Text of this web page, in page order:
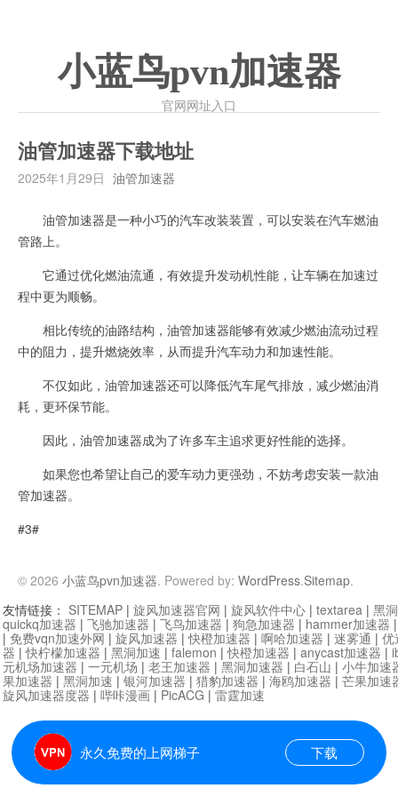
小蓝鸟pvn加速器
官网网址入口
油管加速器下载地址
2025年1月29日 油管加速器
油管加速器是一种小巧的汽车改装装置，可以安装在汽车燃油
管路上。
它通过优化燃油流通，有效提升发动机性能，让车辆在加速过
程中更为顺畅。
相比传统的油路结构，油管加速器能够有效减少燃油流动过程
中的阻力，提升燃烧效率，从而提升汽车动力和加速性能。
不仅如此，油管加速器还可以降低汽车尾气排放，减少燃油消
耗，更环保节能。
因此，油管加速器成为了许多车主追求更好性能的选择。
如果您也希望让自己的爱车动力更强劲，不妨考虑安装一款油
管加速器。
#3#
© 2026 小蓝鸟pvn加速器. Powered by: WordPress.Sitemap.
永久免费的上网梯子 下载
友情链接： SITEMAP | 旋风加速器官网 | 旋风软件中心 | textarea | 黑
quickq加速器 | 飞驰加速器 | 飞鸟加速器 | 狗急加速器 | hammer加速器
| 免费vqn加速外网 | 旋风加速器 |快橙加速器 | 啊哈加速器 | 迷雾通 | 优
器 |快柠檬加速器 | 黑洞加速 | falemon |快橙加速器 | anycast加速器 |
元机场加速器 | 一元机场 | 老王加速器 | 黑洞加速器 | 白石山 | 小牛加速
果加速器 | 黑洞加速 | 银河加速器 | 猎豹加速器 | 海鸥加速器 | 芒果加速
旋风加速器度器 | 哔咔漫画 | PicACG | 雷霆加速